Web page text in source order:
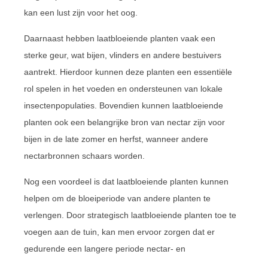
kan een lust zijn voor het oog.
Daarnaast hebben laatbloeiende planten vaak een
sterke geur, wat bijen, vlinders en andere bestuivers
aantrekt. Hierdoor kunnen deze planten een essentiële
rol spelen in het voeden en ondersteunen van lokale
insectenpopulaties. Bovendien kunnen laatbloeiende
planten ook een belangrijke bron van nectar zijn voor
bijen in de late zomer en herfst, wanneer andere
nectarbronnen schaars worden.
Nog een voordeel is dat laatbloeiende planten kunnen
helpen om de bloeiperiode van andere planten te
verlengen. Door strategisch laatbloeiende planten toe te
voegen aan de tuin, kan men ervoor zorgen dat er
gedurende een langere periode nectar- en